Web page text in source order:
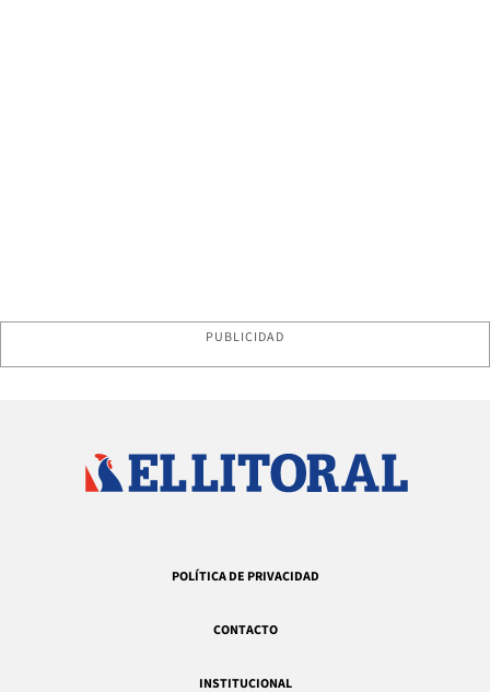
PUBLICIDAD
POLÍTICA DE PRIVACIDAD
CONTACTO
INSTITUCIONAL